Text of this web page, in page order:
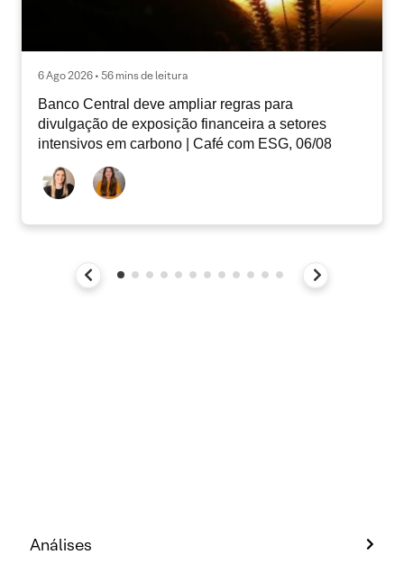
6 Ago 2026 • 56 mins de leitura
Banco Central deve ampliar regras para
divulgação de exposição financeira a setores
intensivos em carbono | Café com ESG, 06/08
Análises